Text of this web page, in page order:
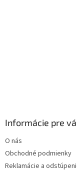
Informácie pre
O nás
Obchodné podmienky
Reklamácie a